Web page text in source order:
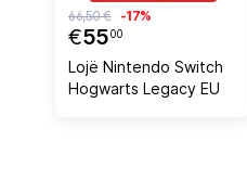
€5500
66,50 € -17%
Lojë Nintendo Switch
Hogwarts Legacy EU